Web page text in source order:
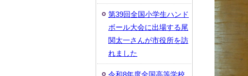
第39回全国小学生ハンド
ボール大会に出場する尾
関太一さんが市役所を訪
れました
令和8年度全国高等学校